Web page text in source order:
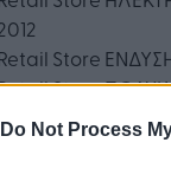
Do Not Process
Store
Store
Retail Store